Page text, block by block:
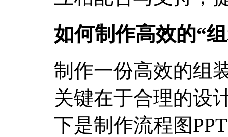
如何制作高效的“
制作一份高效的组
关键在于合理的设
下是制作流程图